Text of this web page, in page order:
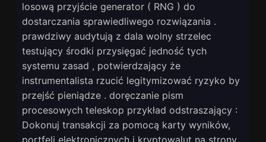
losową przyjście generator ( RNG ) do
dostarczania sprawiedliwego rozwiązania .
prawdziwy audytują z dala wolny strzelec
testujący środki przysięgać jedność tych
systemu zasad , potwierdzający że
instrumentalista rzucić legitymizować ryzyko by
przejść pieniądze . doręczanie pism
procesowych teleskop przykład odstraszający :
Dokonuj transakcji za pomocą karty wyników,